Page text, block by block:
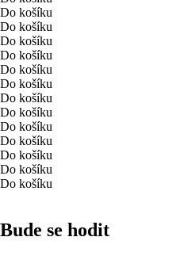
Do košíku
Do košíku
Do košíku
Do košíku
Do košíku
Do košíku
Do košíku
Do košíku
Do košíku
Do košíku
Do košíku
Do košíku
Do košíku
Bude se hodit